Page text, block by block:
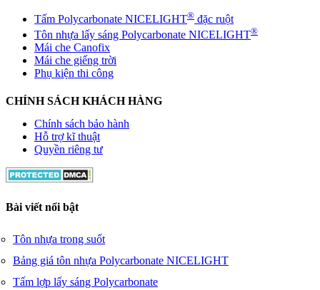
Tấm Polycarbonate NICELIGHT® đặc ruột
Tôn nhựa lấy sáng Polycarbonate NICELIGHT®
Mái che Canofix
Mái che giếng trời
Phụ kiện thi công
CHÍNH SÁCH KHÁCH HÀNG
Chính sách bảo hành
Hỗ trợ kĩ thuật
Quyền riêng tư
Bài viết nổi bật
Tôn nhựa trong suốt
Bảng giá tôn nhựa Polycarbonate NICELIGHT
Tấm lợp lấy sáng Polycarbonate